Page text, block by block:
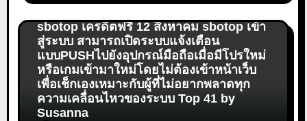
sbotop เครดิตฟรี 12 สิงหาคม sbotop เข้า
สู่ระบบ สามารถเปิดระบบแจ้งเตือน
แบบPUSHไปยังอุปกรณ์มือถือเมื่อมีโปรใหม่
หรือเกมเข้ามาใหม่โดยไม่ต้องเข้าหน้าเว็บ
เพื่อเช็กเองเหมาะกับผู้ที่ไม่อยากพลาดทุก
ความเคลื่อนไหวของระบบ Top 41 by
Susanna